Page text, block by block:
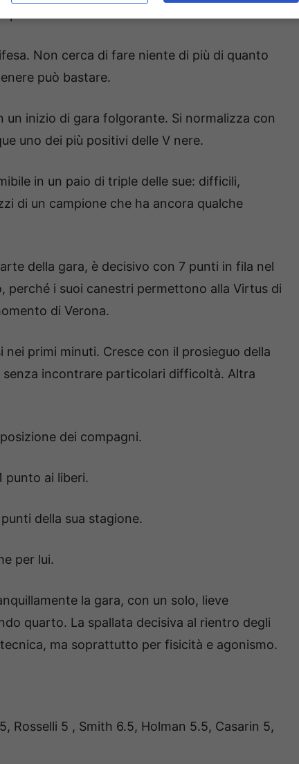
Non cerca di fare niente di più di quanto
può bastare.
un inizio di gara folgorante. Si normalizza con
uno dei più positivi delle V nere.
in un paio di triple delle sue: difficili,
di un campione che ha ancora qualche
della gara, è decisivo con 7 punti in fila nel
i suoi canestri permettono alla Virtus di
di Verona.
primi minuti. Cresce con il prosieguo della
incontrare particolari difficoltà. Altra
dei compagni.
punto ai liberi.
della sua stagione.
per lui.
la gara, con un solo, lieve
quarto. La spallata decisiva al rientro degli
ma soprattutto per fisicità e agonismo.
Rosselli 5 , Smith 6.5, Holman 5.5, Casarin 5,